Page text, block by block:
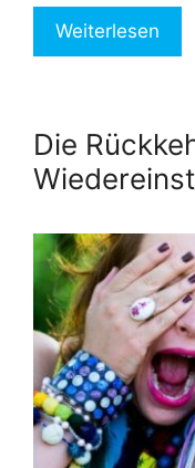
Weiterlesen
Die